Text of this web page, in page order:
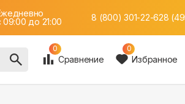
09:00 до 21:00
8 (800) 301-22-628
0
Сравнение
0
Избранное